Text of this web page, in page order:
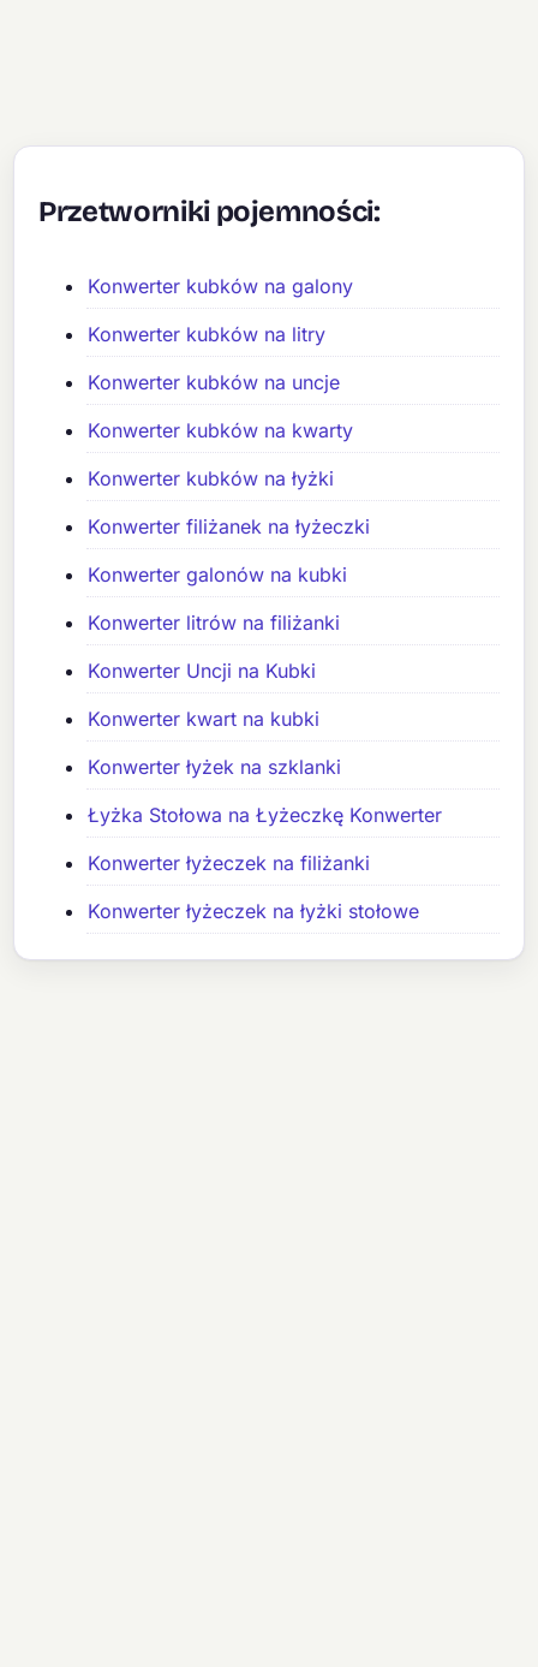
Przetworniki pojemności:
Konwerter kubków na galony
Konwerter kubków na litry
Konwerter kubków na uncje
Konwerter kubków na kwarty
Konwerter kubków na łyżki
Konwerter filiżanek na łyżeczki
Konwerter galonów na kubki
Konwerter litrów na filiżanki
Konwerter Uncji na Kubki
Konwerter kwart na kubki
Konwerter łyżek na szklanki
Łyżka Stołowa na Łyżeczkę Konwerter
Konwerter łyżeczek na filiżanki
Konwerter łyżeczek na łyżki stołowe